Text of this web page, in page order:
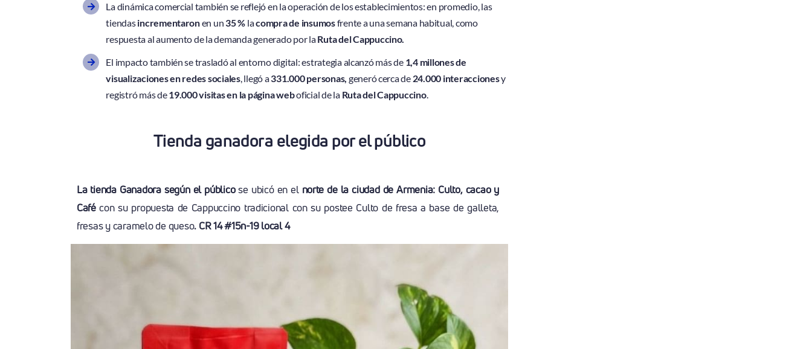
La dinámica comercial también se reflejó en la operación de los establecimientos: en promedio, las
tiendasincrementaronen un 35 % lacompra de insumosfrente a una semana habitual, como
respuesta al aumento de la demanda generado por laRuta del Cappuccino.
El impacto también se trasladó al entorno digital: estrategia alcanzó más de1,4 millones de
visualizaciones en redes sociales, llegó a331.000 personas, generó cerca de24.000 interaccionesy
registró más de19.000 visitas en la página weboficial de laRuta del Cappuccino.
Tienda ganadora elegida por el público
La tienda Ganadora según el públicose ubicó en elnorte de la ciudad de Armenia: Culto, cacao y
Cafécon su propuesta de Cappuccino tradicional con su postee Culto de fresa a base de galleta,
fresas y caramelo de queso. CR 14 #15n-19 local 4